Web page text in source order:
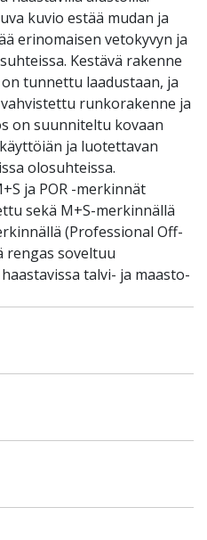
kuvio estää mudan ja
erinomaisen vetokyvyn ja
Kestävä rakenne
tunnettu laadustaan, ja
runkorakenne ja
on suunniteltu kovaan
ja luotettavan
olosuhteissa.
ja POR -merkinnät
sekä M+S-merkinnällä
(Professional Off-
rengas soveltuu
talvi- ja maasto-